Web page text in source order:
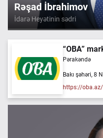
Rəşad İbrahimov
İdarə Heyətinin sədri
“OBA”
Pərakəndə
Bakı şəhəri, 8
https://oba.az/